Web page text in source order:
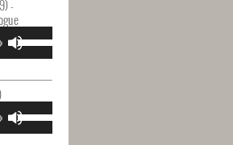
-
Utilisez
les
flèches
augmenter
ou
diminuer
Utilisez
les
flèches